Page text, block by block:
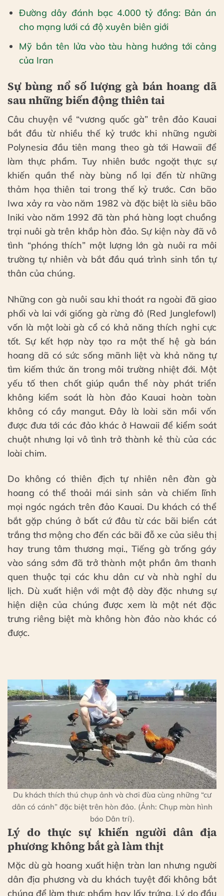
Đường dây đánh bạc 4.000 tỷ đồng: Bản án
cho mạng lưới cá độ xuyên biên giới
Mỹ bắn tên lửa vào tàu hàng hướng tới cảng
của Iran
Sự bùng nổ số lượng gà bán hoang dã
sau những biến động thiên tai
Câu chuyện về “vương quốc gà” trên đảo Kauai
bắt đầu từ nhiều thế kỷ trước khi những người
Polynesia đầu tiên mang theo gà tới Hawaii để
làm thực phẩm. Tuy nhiên bước ngoặt thực sự
khiến quần thể này bùng nổ lại đến từ những
thảm họa thiên tai trong thế kỷ trước. Cơn bão
Iwa xảy ra vào năm 1982 và đặc biệt là siêu bão
Iniki vào năm 1992 đã tàn phá hàng loạt chuồng
trại nuôi gà trên khắp hòn đảo. Sự kiện này đã vô
tình “phóng thích” một lượng lớn gà nuôi ra môi
trường tự nhiên và bắt đầu quá trình sinh tồn tự
thân của chúng.
Những con gà nuôi sau khi thoát ra ngoài đã giao
phối và lai với giống gà rừng đỏ (Red Junglefowl)
vốn là một loài gà cổ có khả năng thích nghi cực
tốt. Sự kết hợp này tạo ra một thế hệ gà bán
hoang dã có sức sống mãnh liệt và khả năng tự
tìm kiếm thức ăn trong môi trường nhiệt đới. Một
yếu tố then chốt giúp quần thể này phát triển
không kiểm soát là hòn đảo Kauai hoàn toàn
không có cầy mangut. Đây là loài săn mồi vốn
được đưa tới các đảo khác ở Hawaii để kiểm soát
chuột nhưng lại vô tình trở thành kẻ thù của các
loài chim.
Do không có thiên địch tự nhiên nên đàn gà
hoang có thể thoải mái sinh sản và chiếm lĩnh
mọi ngóc ngách trên đảo Kauai. Du khách có thể
bắt gặp chúng ở bất cứ đâu từ các bãi biển cát
trắng thơ mộng cho đến các bãi đỗ xe của siêu thị
hay trung tâm thương mại., Tiếng gà trống gáy
vào sáng sớm đã trở thành một phần âm thanh
quen thuộc tại các khu dân cư và nhà nghỉ du
lịch. Dù xuất hiện với mật độ dày đặc nhưng sự
hiện diện của chúng được xem là một nét đặc
trưng riêng biệt mà không hòn đảo nào khác có
được.
Du khách thích thú chụp ảnh và chơi đùa cùng những “cư
dân có cánh” đặc biệt trên hòn đảo. (Ảnh: Chụp màn hình
báo Dân trí).
Lý do thực sự khiến người dân địa
phương không bắt gà làm thịt
Mặc dù gà hoang xuất hiện tràn lan nhưng người
dân địa phương và du khách tuyệt đối không bắt
chúng để làm thực phẩm hay lấy trứng. Lý do đầu